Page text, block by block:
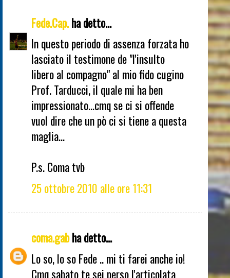
Fede.Cap.ha detto...
In questo periodo di assenza forzata ho
lasciato il testimone de "l'insulto
libero al compagno" al mio fido cugino
Prof. Tarducci, il quale mi ha ben
impressionato...cmq se ci si offende
vuol dire che un pò ci si tiene a questa
maglia...
P.s. Coma tvb
25 ottobre 2010 alle ore 11:31
coma.gabha detto...
Lo so, lo so Fede .. mi ti farei anche io!
Cmq sabato te sei perso l'articolata